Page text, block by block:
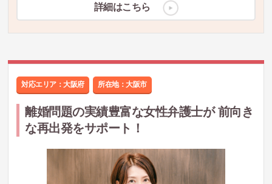
詳細はこちら
対応エリア：大阪府 所在地： 大阪市
離婚問題の実績豊富な女性弁護士が 前向き
な再出発をサポート！